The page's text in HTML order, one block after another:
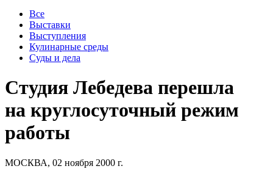
Все
Выставки
Выступления
Кулинарные среды
Суды и дела
Студия Лебедева перешла
на круглосуточный режим
работы
МОСКВА, 02 ноября 2000 г.